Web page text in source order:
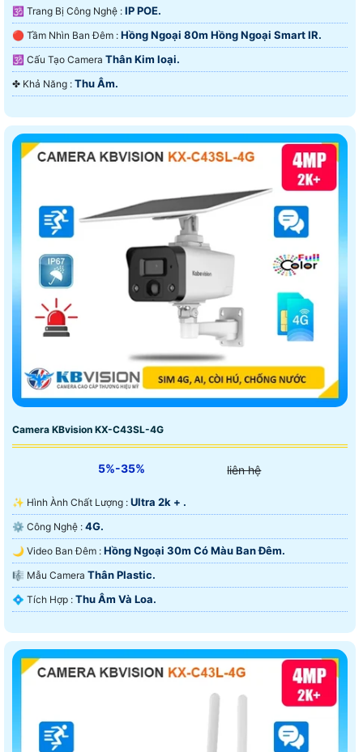
🕉️ Trang Bị Công Nghệ : IP POE.
🔴 Tầm Nhìn Ban Đêm : Hồng Ngoại 80m Hồng Ngoại Smart IR.
🕉️ Cấu Tạo Camera Thân Kim loại.
️✤ Khả Năng : Thu Âm.
Camera KBvision KX-C43SL-4G
5%-35% liên hệ
✨ Hình Ành Chất Lượng : Ultra 2k + .
⚙ Công Nghệ : 4G.
🌙 Video Ban Đêm : Hồng Ngoại 30m Có Màu Ban Ðêm.
🎼️ Mẫu Camera Thân Plastic.
️💠 Tích Hợp : Thu Âm Và Loa.